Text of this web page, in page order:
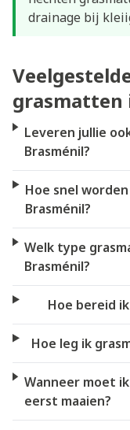
drainage bij
grasmatten
Leveren jullie
Brasménil?
Hoe snel
Brasménil?
Welk type
Brasménil?
Hoe bereid
Hoe leg ik
Wanneer moet
eerst maaien?